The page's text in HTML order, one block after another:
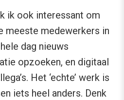
ik ook interessant om
meeste medewerkers in
dag nieuws
opzoeken, en digitaal
Het ‘echte’ werk is
iets heel anders. Denk